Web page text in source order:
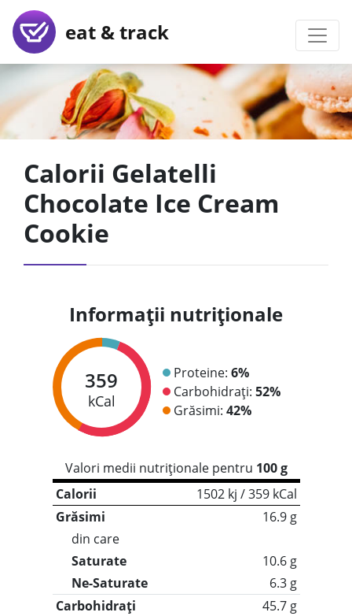
eat & track
Calorii Gelatelli
Chocolate Ice Cream
Cookie
Informații nutriționale
359
kCal
Proteine: 6%
Carbohidrați: 52%
Grăsimi: 42%
Valori medii nutriționale pentru 100 g
Calorii
1502 kj / 359 kCal
Grăsimi
16.9 g
din care
Saturate
10.6 g
Ne-Saturate
6.3 g
Carbohidrați
45.7 g